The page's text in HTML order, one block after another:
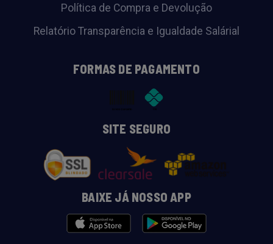
Política de Compra e Devolução
Relatório Transparência e Igualdade Salárial
FORMAS DE PAGAMENTO
SITE SEGURO
BAIXE JÁ NOSSO APP